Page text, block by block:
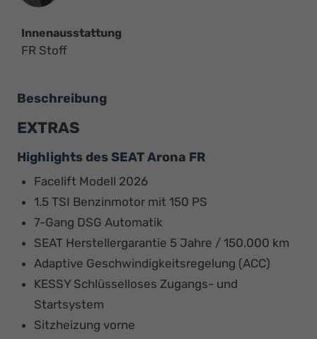
Innenausstattung
FR Stoff
Beschreibung
EXTRAS
Highlights des SEAT Arona FR
Facelift Modell 2026
1.5 TSI Benzinmotor mit 150 PS
7-Gang DSG Automatik
SEAT Herstellergarantie 5 Jahre / 150.000 km
Adaptive Geschwindigkeitsregelung (ACC)
KESSY Schlüsselloses Zugangs- und
Startsystem
Sitzheizung vorne